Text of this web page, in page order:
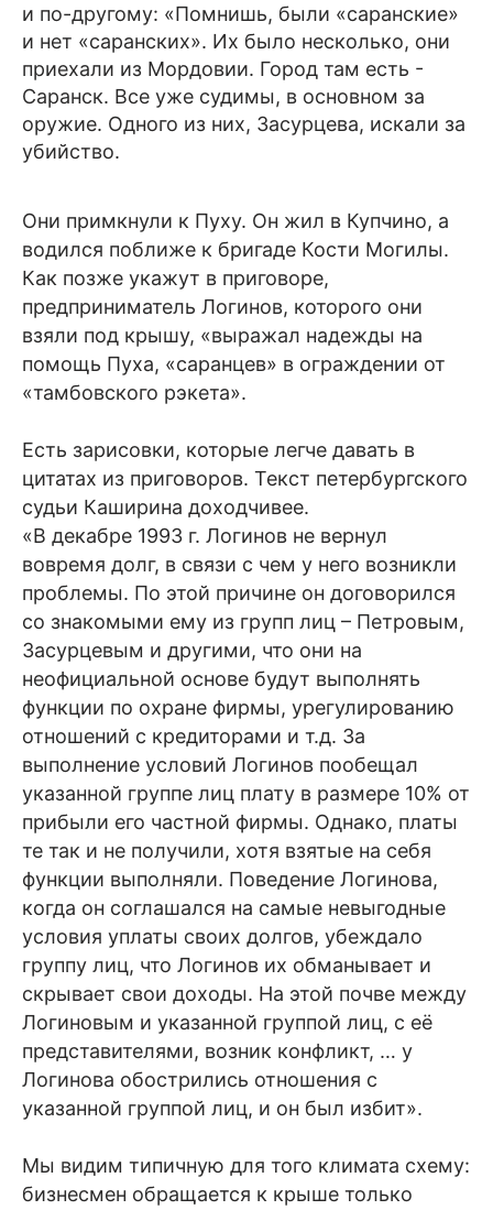
и по-другому: «Помнишь, были «саранские»
и нет «саранских». Их было несколько, они
приехали из Мордовии. Город там есть -
Саранск. Все уже судимы, в основном за
оружие. Одного из них, Засурцева, искали за
убийство.
Они примкнули к Пуху. Он жил в Купчино, а
водился поближе к бригаде Кости Могилы.
Как позже укажут в приговоре,
предприниматель Логинов, которого они
взяли под крышу, «выражал надежды на
помощь Пуха, «саранцев» в ограждении от
«тамбовского рэкета».
Есть зарисовки, которые легче давать в
цитатах из приговоров. Текст петербургского
судьи Каширина доходчивее.
«В декабре 1993 г. Логинов не вернул
вовремя долг, в связи с чем у него возникли
проблемы. По этой причине он договорился
со знакомыми ему из групп лиц – Петровым,
Засурцевым и другими, что они на
неофициальной основе будут выполнять
функции по охране фирмы, урегулированию
отношений с кредиторами и т.д. За
выполнение условий Логинов пообещал
указанной группе лиц плату в размере 10% от
прибыли его частной фирмы. Однако, платы
те так и не получили, хотя взятые на себя
функции выполняли. Поведение Логинова,
когда он соглашался на самые невыгодные
условия уплаты своих долгов, убеждало
группу лиц, что Логинов их обманывает и
скрывает свои доходы. На этой почве между
Логиновым и указанной группой лиц, с её
представителями, возник конфликт, … у
Логинова обострились отношения с
указанной группой лиц, и он был избит».
Мы видим типичную для того климата схему:
бизнесмен обращается к крыше только